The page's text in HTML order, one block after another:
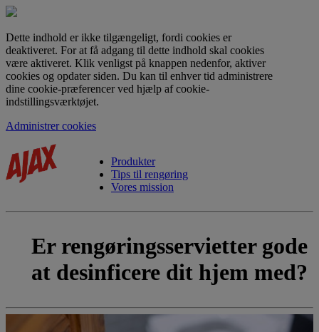
Dette indhold er ikke tilgængeligt, fordi cookies er
deaktiveret. For at få adgang til dette indhold skal cookies
være aktiveret. Klik venligst på knappen nedenfor, aktiver
cookies og opdater siden. Du kan til enhver tid administrere
dine cookie-præferencer ved hjælp af cookie-
indstillingsværktøjet.
Administrer cookies
Produkter
Tips til rengøring
Vores mission
Er rengøringsservietter gode
at desinficere dit hjem med?